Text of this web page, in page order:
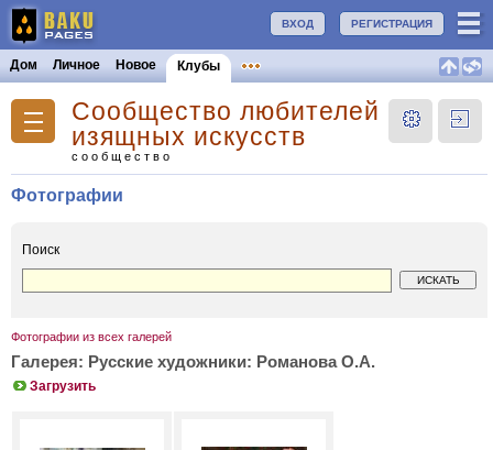
РЕГИСТРАЦИЯ
ВХОД
Дом Личное Новое Клубы
Сообщество любителей
изящных искусств
сообщество
Фотографии
Поиск
Фотографии из всех галерей
Галерея: Русские художники: Романова О.А.
Загрузить